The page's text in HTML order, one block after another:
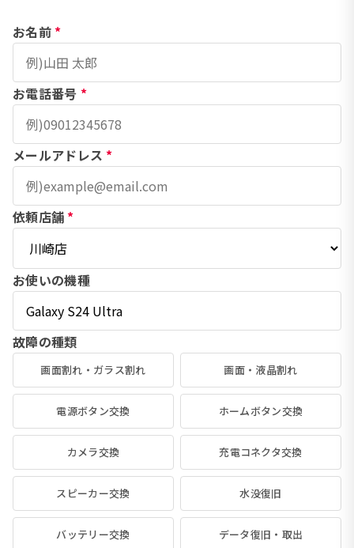
お名前 *
お電話番号 *
メールアドレス *
依頼店舗 *
お使いの機種
故障の種類
画面割れ・ガラス割れ 画面・液晶割れ
電源ボタン交換 ホームボタン交換
カメラ交換 充電コネクタ交換
スピーカー交換 水没復旧
バッテリー交換 データ復旧・取出